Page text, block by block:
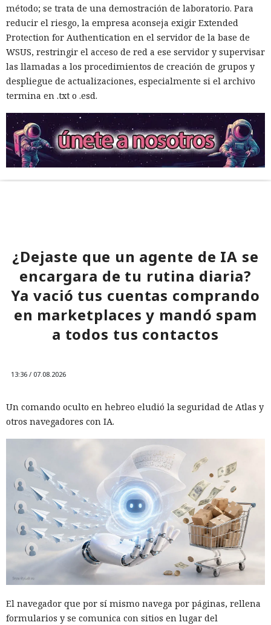
método; se trata de una demostración de laboratorio. Para
reducir el riesgo, la empresa aconseja exigir Extended
Protection for Authentication en el servidor de la base de
WSUS, restringir el acceso de red a ese servidor y supervisar
las llamadas a los procedimientos de creación de grupos y
despliegue de actualizaciones, especialmente si el archivo
termina en .txt o .esd.
¿Dejaste que un agente de IA se
encargara de tu rutina diaria?
Ya vació tus cuentas comprando
en marketplaces y mandó spam
a todos tus contactos
13:36 / 07.08.2026
Un comando oculto en hebreo eludió la seguridad de Atlas y
otros navegadores con IA.
El navegador que por sí mismo navega por páginas, rellena
formularios y se comunica con sitios en lugar del